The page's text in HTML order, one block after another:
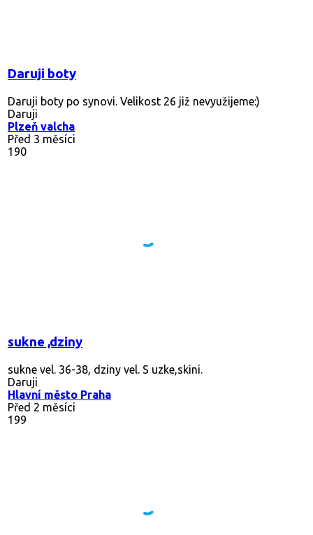
Daruji boty
Daruji boty po synovi. Velikost 26 již nevyužijeme:)
Daruji
Plzeň valcha
Před 3 měsíci
190
sukne ,dziny
sukne vel. 36-38, dziny vel. S uzke,skini.
Daruji
Hlavní město Praha
Před 2 měsíci
199